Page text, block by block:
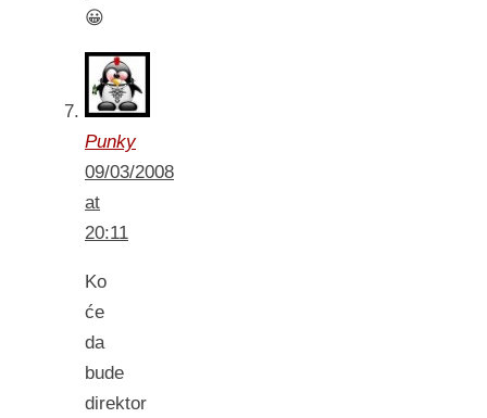
😀
Punky
09/03/2008
at
20:11
Ko
će
da
bude
direktor